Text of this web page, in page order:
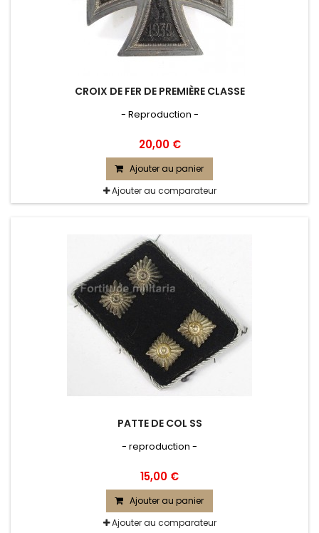
CROIX DE FER DE PREMIÈRE CLASSE
- Reproduction -
20,00 €
Ajouter au panier
Ajouter au comparateur
PATTE DE COL SS
- reproduction -
15,00 €
Ajouter au panier
Ajouter au comparateur